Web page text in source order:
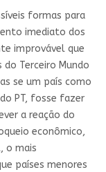
formas para
imediato dos
improvável que
Terceiro Mundo
se um país como
PT, fosse fazer
a reação do
econômico,
o mais
países menores